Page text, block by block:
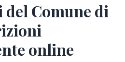
Comune di
online